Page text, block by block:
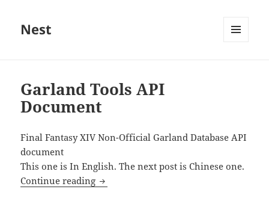
Nest
PostsGarland Tools API
Document
Final Fantasy XIV Non-Official Garland Database API
document
This one is In English. The next post is Chinese one.
Continue reading Garland Tools API Document